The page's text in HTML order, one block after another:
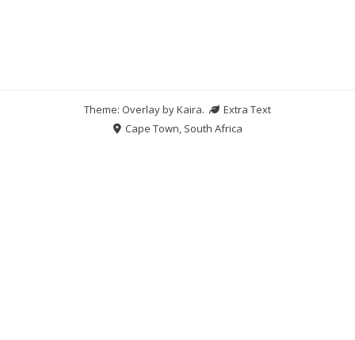
Theme: Overlay byKaira.
Extra Text
Cape Town, South Africa